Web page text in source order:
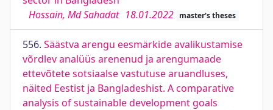
Hossain, Md Sahadat 18.01.2022 master's theses
556. Säästva arengu eesmärkide avalikustamise
võrdlev analüüs arenenud ja arengumaade
ettevõtete sotsiaalse vastutuse aruandluses,
näited Eestist ja Bangladeshist. A comparative
analysis of sustainable development goals